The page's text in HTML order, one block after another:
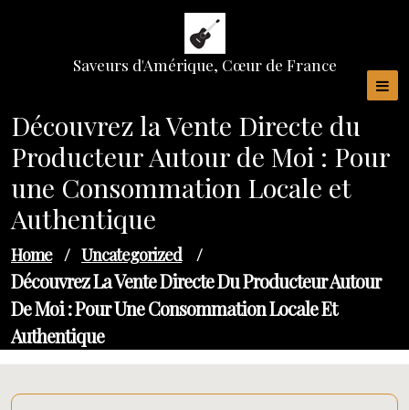
Saveurs d'Amérique, Cœur de France
Découvrez la Vente Directe du
Producteur Autour de Moi : Pour
une Consommation Locale et
Authentique
Home / Uncategorized /
Découvrez La Vente Directe Du Producteur Autour
De Moi : Pour Une Consommation Locale Et
Authentique